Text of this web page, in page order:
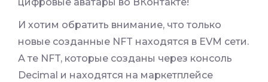
И хотим обратить внимание, что только
новые созданные NFT находятся в EVM сети.
А те NFT, которые созданы через консоль
Decimal и находятся на маркетплейсе